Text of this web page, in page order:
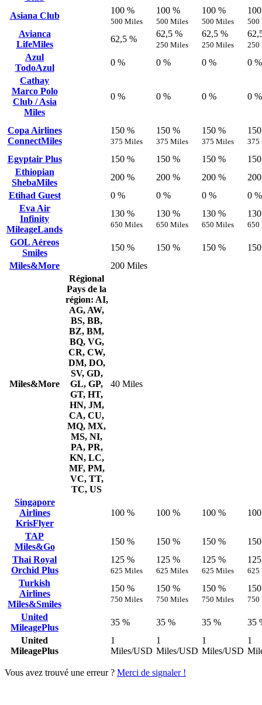
Asiana Club
100 %
500 Miles
100 %
500 Miles
100 %
500 Miles 500
Avianca
LifeMiles
62,5 %
62,5 %
250 Miles
62,5 %
250 Miles 250
Azul
TodoAzul
0 % 0 % 0 %
0 %
Cathay
Marco Polo
Club / Asia
Miles
0 % 0 % 0 % 0 %
Copa Airlines
ConnectMiles
150 %
375 Miles
150 %
375 Miles
150 %
375 Miles 375
Egyptair Plus 150 % 150 % 150 %
Ethiopian
ShebaMiles
200 % 200 % 200 %
Etihad Guest
0 % 0 % 0 %
0 %
Eva Air
Infinity
MileageLands
130 %
650 Miles
130 %
650 Miles
130 %
650 Miles 650
GOL Aéreos
Smiles
150 % 150 % 150 %
Miles&More
200 Miles
Miles&More
Régional
Pays de la
région: AI,
AG, AW,
BS, BB,
BZ, BM,
BQ, VG,
CR, CW,
DM, DO,
SV, GD,
GL, GP,
GT, HT,
HN, JM,
CA, CU,
MQ, MX,
MS, NI,
PA, PR,
KN, LC,
MF, PM,
VC, TT,
TC, US
40 Miles
Singapore
Airlines
KrisFlyer
100 % 100 % 100 %
TAP
Miles&Go
150 % 150 % 150 %
Thai Royal
Orchid Plus
125 %
625 Miles
125 %
625 Miles
125 %
625 Miles 625
Turkish
Airlines
Miles&Smiles
150 %
750 Miles
150 %
750 Miles
150 %
750 Miles 750
United
MileagePlus
35 % 35 % 35 %
35
United
MileagePlus
1
Miles/USD
1
Miles/USD
1
Miles/USD
1
Vous avez trouvé une erreur ? Merci de signaler !